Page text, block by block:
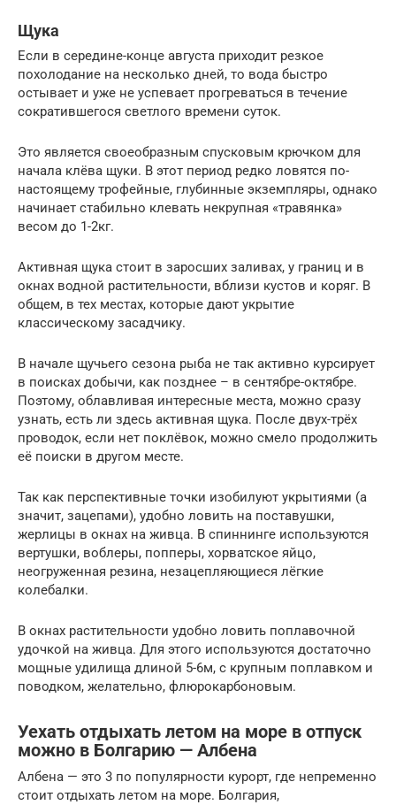
Щука
Если в середине-конце августа приходит резкое
похолодание на несколько дней, то вода быстро
остывает и уже не успевает прогреваться в течение
сократившегося светлого времени суток.
Это является своеобразным спусковым крючком для
начала клёва щуки. В этот период редко ловятся по-
настоящему трофейные, глубинные экземпляры, однако
начинает стабильно клевать некрупная «травянка»
весом до 1-2кг.
Активная щука стоит в заросших заливах, у границ и в
окнах водной растительности, вблизи кустов и коряг. В
общем, в тех местах, которые дают укрытие
классическому засадчику.
В начале щучьего сезона рыба не так активно курсирует
в поисках добычи, как позднее – в сентябре-октябре.
Поэтому, облавливая интересные места, можно сразу
узнать, есть ли здесь активная щука. После двух-трёх
проводок, если нет поклёвок, можно смело продолжить
её поиски в другом месте.
Так как перспективные точки изобилуют укрытиями (а
значит, зацепами), удобно ловить на поставушки,
жерлицы в окнах на живца. В спиннинге используются
вертушки, воблеры, попперы, хорватское яйцо,
неогруженная резина, незацепляющиеся лёгкие
колебалки.
В окнах растительности удобно ловить поплавочной
удочкой на живца. Для этого используются достаточно
мощные удилища длиной 5-6м, с крупным поплавком и
поводком, желательно, флюрокарбоновым.
Уехать отдыхать летом на море в отпуск
можно в Болгарию — Албена
Албена — это 3 по популярности курорт, где непременно
стоит отдыхать летом на море. Болгария,